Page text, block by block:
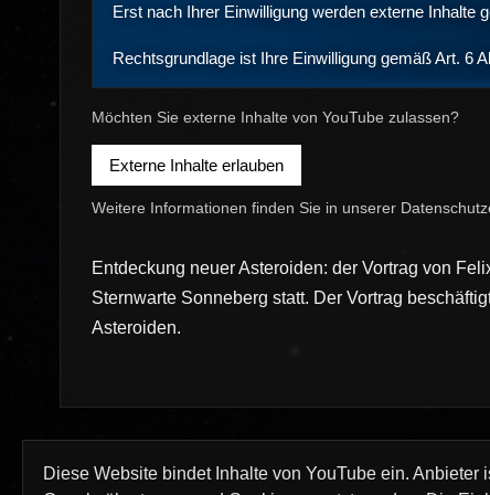
Erst nach Ihrer Einwilligung werden externe Inhalte
Rechtsgrundlage ist Ihre Einwilligung gemäß Art. 6
Möchten Sie externe Inhalte von YouTube zulassen?
Externe Inhalte erlauben
Weitere Informationen finden Sie in unserer
Entdeckung neuer Asteroiden: der Vortrag von
Sternwarte Sonneberg statt. Der Vortrag
Asteroiden.
Diese Website bindet Inhalte von YouTube ein.